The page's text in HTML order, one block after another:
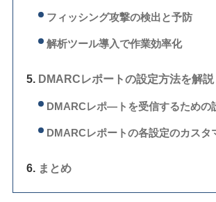
フィッシング攻撃の検出と予防
解析ツール導入で作業効率化
DMARCレポートの設定方法を解説
DMARCレポ―トを受信するための
DMARCレポートの各設定のカスタ
まとめ